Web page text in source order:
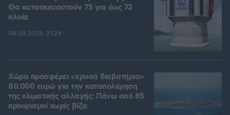
Θα κατασκευαστούν 75 για έως 72
πλοία
08.08.2026, 21:24
Χώρα προσφέρει «χρυσά διαβατήρια»
80.000 ευρώ για την καταπολέμηση
της κλιματικής αλλαγής: Πάνω από 85
προορισμοί χωρίς βίζα